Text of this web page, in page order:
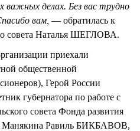
важных делах. Без вас трудно
вам, — обратилась к
совета Наталья ШЕГЛОВА.
приехали
общественной
Герой России
губернатора по работе с
совета Фонда развития
Манякина Равиль БИКБАВОВ,